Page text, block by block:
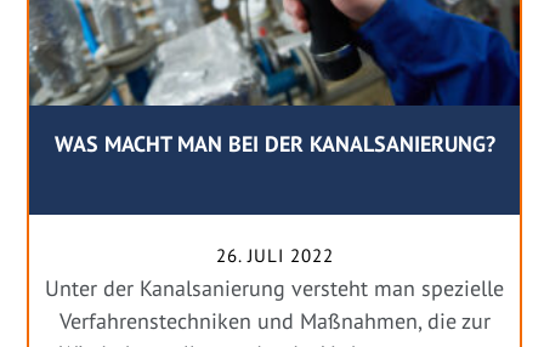
WAS MACHT MAN BEI DER KANALSANIERUNG?
26. JULI 2022
Unter der Kanalsanierung versteht man spezielle
Verfahrenstechniken und Maßnahmen, die zur